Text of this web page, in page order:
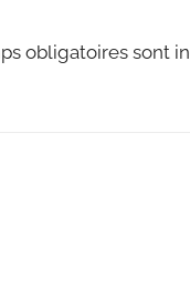
obligatoires sont